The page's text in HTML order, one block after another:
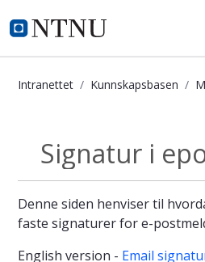
i.ntnu.no
Intranettet Kunnskapsbasen
Mail
Signatur i
Denne siden henviser til
faste signaturer for e-
English version - Email